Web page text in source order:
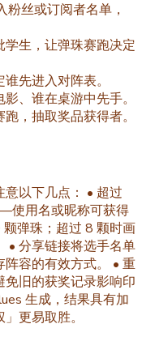
丝或订阅者名单，
生，让弹珠赛跑决定
先进入对阵表。
、谁在桌游中先手。
，抽取奖品获得者。
以下几点： • 超过
使用名或昵称可获得
弹珠；超过 8 颗时画
• 分享链接将选手名单
容的有效方式。 • 重
旧的获奖记录影响印
生成，结果具有加
更易取胜。